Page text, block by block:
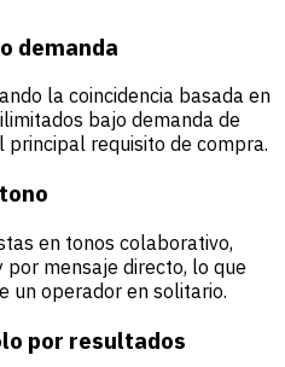
demanda
la coincidencia basada en
bajo demanda de
principal requisito de compra.
en tonos colaborativo,
por mensaje directo, lo que
un operador en solitario.
por resultados